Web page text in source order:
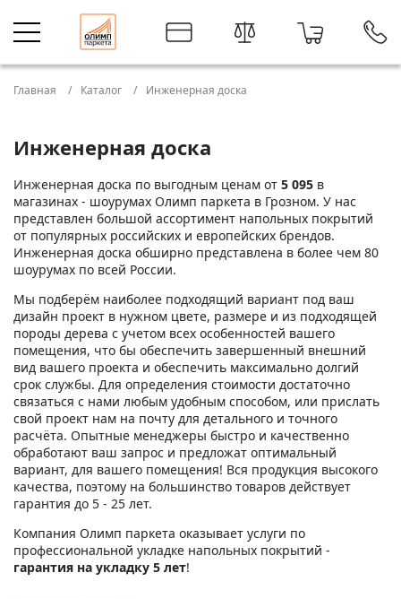
Главная Каталог Инженерная доска
Инженерная доска
Инженерная доска по выгодным ценам от 5 095 в
магазинах - шоурумах Олимп паркета в Грозном. У нас
представлен большой ассортимент напольных покрытий
от популярных российских и европейских брендов.
Инженерная доска обширно представлена в более чем 80
шоурумах по всей России.
Мы подберём наиболее подходящий вариант под ваш
дизайн проект в нужном цвете, размере и из подходящей
породы дерева с учетом всех особенностей вашего
помещения, что бы обеспечить завершенный внешний
вид вашего проекта и обеспечить максимально долгий
срок службы. Для определения стоимости достаточно
связаться с нами любым удобным способом, или прислать
свой проект нам на почту для детального и точного
расчёта. Опытные менеджеры быстро и качественно
обработают ваш запрос и предложат оптимальный
вариант, для вашего помещения! Вся продукция высокого
качества, поэтому на большинство товаров действует
гарантия до 5 - 25 лет.
Компания Олимп паркета оказывает услуги по
профессиональной укладке напольных покрытий -
гарантия на укладку 5 лет!